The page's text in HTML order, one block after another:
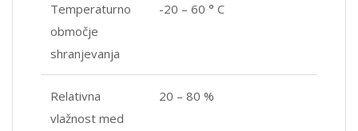
Temperaturno
območje
shranjevanja
-20 – 60 ° C
Relativna
vlažnost med
20 – 80 %